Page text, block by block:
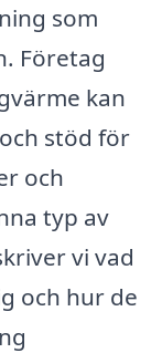
som
Företag
kan
stöd för
och
typ av
vi vad
och hur de